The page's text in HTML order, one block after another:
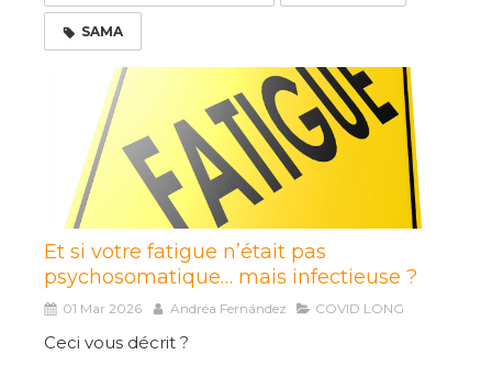
SAMA
Et si votre fatigue n’était pas
psychosomatique… mais infectieuse ?
01 Mar 2026 Andréa Fernández COVID LONG
Ceci vous décrit ?